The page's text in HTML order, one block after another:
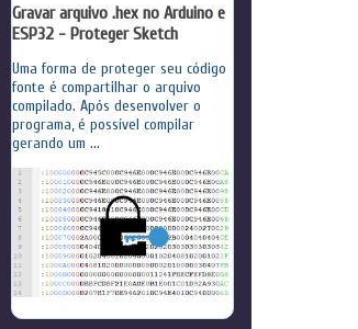
Gravar arquivo .hex no Arduino e
ESP32 - Proteger Sketch
Uma forma de proteger seu código
fonte é compartilhar o arquivo
compilado. Após desenvolver o
programa, é possível compilar
gerando um ...